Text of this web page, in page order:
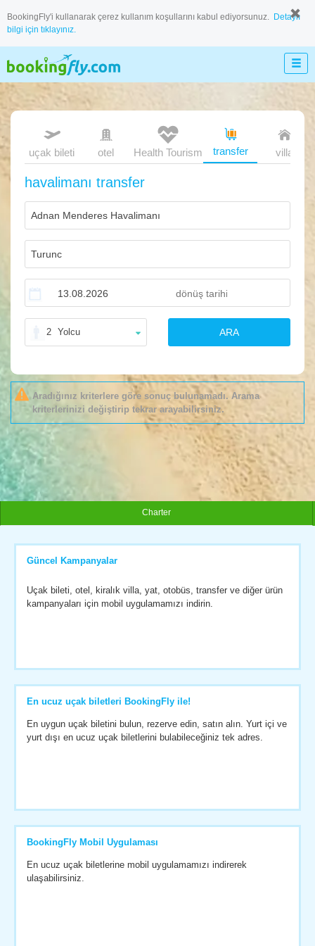
BookingFly'i kullanarak çerez kullanım koşullarını kabul ediyorsunuz. Detaylı
bilgi için tıklayınız.
uçak bileti otel transfer villa
Health Tourism
havalimanı transfer
2 Yolcu ARA
Aradığınız kriterlere göre sonuç bulunamadı. Arama
kriterlerinizi değiştirip tekrar arayabilirsiniz.
Charter
Güncel Kampanyalar
Uçak bileti, otel, kiralık villa, yat, otobüs, transfer ve diğer ürün
kampanyaları için mobil uygulamamızı indirin.
En ucuz uçak biletleri BookingFly ile!
En uygun uçak biletini bulun, rezerve edin, satın alın. Yurt içi ve
yurt dışı en ucuz uçak biletlerini bulabileceğiniz tek adres.
BookingFly Mobil Uygulaması
En ucuz uçak biletlerine mobil uygulamamızı indirerek
ulaşabilirsiniz.